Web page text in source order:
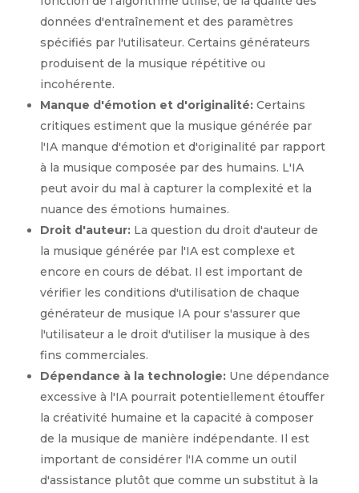
données d'entraînement et des paramètres
spécifiés par l'utilisateur. Certains générateurs
produisent de la musique répétitive ou
incohérente.
Manque d'émotion et d'originalité:Certains
critiques estiment que la musique générée par
l'IA manque d'émotion et d'originalité par rapport
à la musique composée par des humains. L'IA
peut avoir du mal à capturer la complexité et la
nuance des émotions humaines.
Droit d'auteur:La question du droit d'auteur de
la musique générée par l'IA est complexe et
encore en cours de débat. Il est important de
vérifier les conditions d'utilisation de chaque
générateur de musique IA pour s'assurer que
l'utilisateur a le droit d'utiliser la musique à des
fins commerciales.
Dépendance à la technologie:Une dépendance
excessive à l'IA pourrait potentiellement étouffer
la créativité humaine et la capacité à composer
de la musique de manière indépendante. Il est
important de considérer l'IA comme un outil
d'assistance plutôt que comme un substitut à la